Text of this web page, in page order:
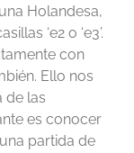
Holandesa,
‘e2 o ‘e3’.
con
Ello nos
de las
es conocer
partida de